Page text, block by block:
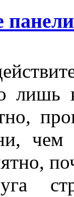
лишь
чем